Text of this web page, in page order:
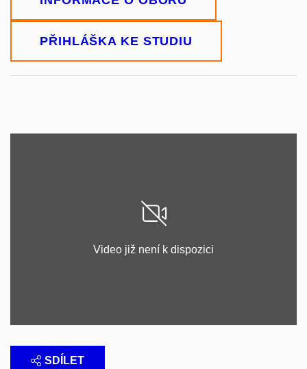
PŘIHLÁŠKA KE STUDIU
Video již není k dispozici
Povolit cookies a přehrát
Otevřít na youtube.com
SDÍLET